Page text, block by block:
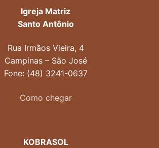
Igreja Matriz
Santo Antônio
Rua Irmãos Vieira, 4
Campinas – São José
Fone: (48) 3241-0637
Como chegar
KOBRASOL